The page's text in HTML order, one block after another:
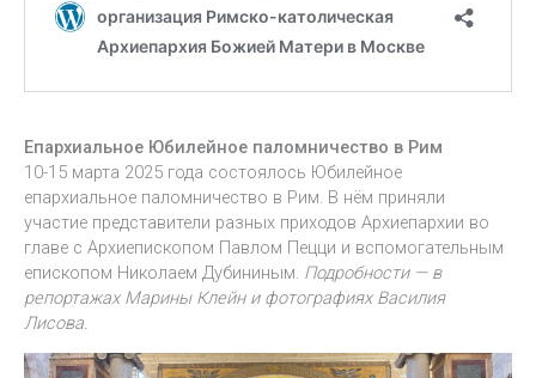
Епархиальное Юбилейное паломничество в Рим
10-15 марта 2025 года состоялось Юбилейное
епархиальное паломничество в Рим. В нём приняли
участие представители разных приходов Архиепархии во
главе с Архиепископом Павлом Пецци и вспомогательным
епископом Николаем Дубининым. Подробности — в
репортажах Марины Клейн и фотографиях Василия
Лисова.